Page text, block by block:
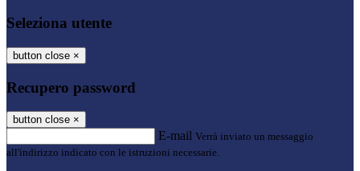
Seleziona utente
button close ×
Recupero password
button close ×
E-mail Verrà inviato un messaggio
all'indirizzo indicato con le istruzioni necessarie.